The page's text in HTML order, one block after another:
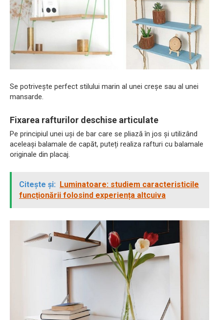
Se potrivește perfect stilului marin al unei creșe sau al unei
mansarde.
Fixarea rafturilor deschise articulate
Pe principiul unei uși de bar care se pliază în jos și utilizând
aceleași balamale de capăt, puteți realiza rafturi cu balamale
originale din placaj.
Citește și: Luminatoare: studiem caracteristicile
funcționării folosind experiența altcuiva